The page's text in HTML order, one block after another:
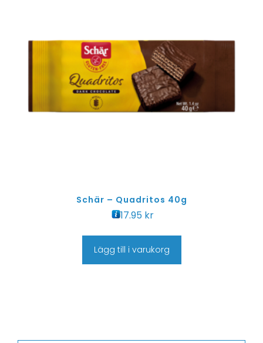
Schär – Quadritos 40g
17.95 kr
Lägg till i varukorg